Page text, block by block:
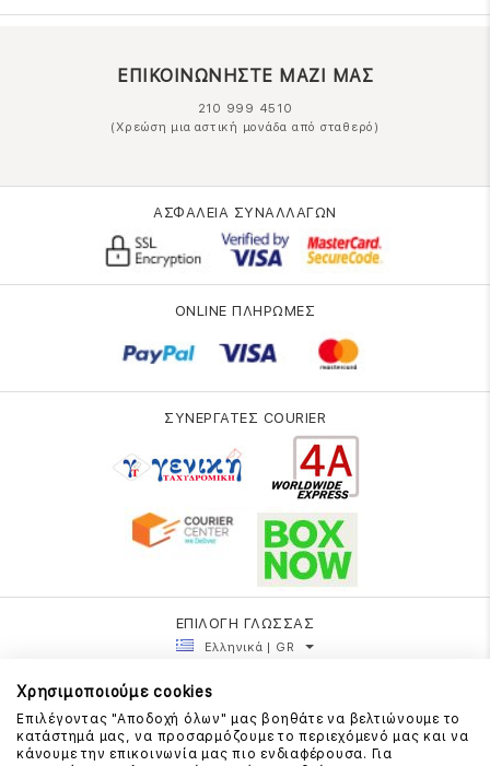
ΕΠΙΚΟΙΝΩΝΗΣΤΕ ΜΑΖΙ ΜΑΣ
210 999 4510
(Χρεώση μια αστική μονάδα από σταθερό)
ΑΣΦΑΛΕΙΑ ΣΥΝΑΛΛΑΓΩΝ
ONLINE ΠΛΗΡΩΜΕΣ
ΣΥΝΕΡΓΑΤΕΣ COURIER
ΕΠΙΛΟΓΗ ΓΛΩΣΣΑΣ
Ελληνικά | GR
Χρησιμοποιούμε cookies
Επιλέγοντας "Αποδοχή όλων" μας βοηθάτε να βελτιώνουμε το
κατάστημά μας, να προσαρμόζουμε το περιεχόμενό μας και να
κάνουμε την επικοινωνία μας πιο ενδιαφέρουσα. Για